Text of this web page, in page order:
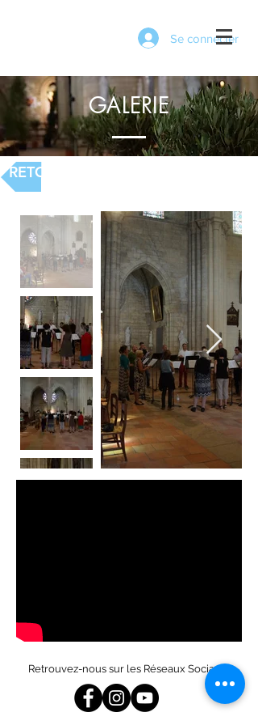
Se connecter
GALERIE
RETOUR
Retrouvez-nous sur les Réseaux Sociaux :